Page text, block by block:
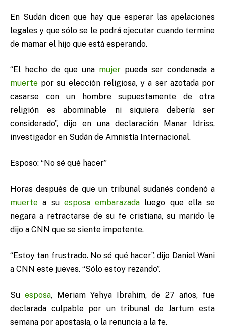
En Sudán dicen que hay que esperar las apelaciones
legales y que sólo se le podrá ejecutar cuando termine
de mamar el hijo que está esperando.
“El hecho de que una mujer pueda ser condenada a
muerte por su elección religiosa, y a ser azotada por
casarse con un hombre supuestamente de otra
religión es abominable ni siquiera debería ser
considerado”, dijo en una declaración Manar Idriss,
investigador en Sudán de Amnistía Internacional.
Esposo: “No sé qué hacer”
Horas después de que un tribunal sudanés condenó a
muerte a su esposa embarazada luego que ella se
negara a retractarse de su fe cristiana, su marido le
dijo a CNN que se siente impotente.
“Estoy tan frustrado. No sé qué hacer”, dijo Daniel Wani
a CNN este jueves. “Sólo estoy rezando”.
Suesposa, Meriam Yehya Ibrahim, de 27 años, fue
declarada culpable por un tribunal de Jartum esta
semana por apostasía, o la renuncia a la fe.